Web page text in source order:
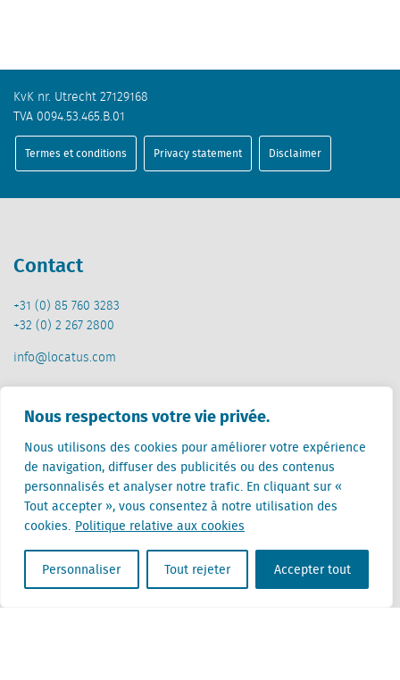
Nous respectons votre vie privée.
Nous utilisons des cookies pour améliorer votre expérience
de navigation, diffuser des publicités ou des contenus
personnalisés et analyser notre trafic. En cliquant sur «
Tout accepter », vous consentez à notre utilisation des
cookies. Politique relative aux cookies
Personnaliser Tout rejeter Accepter tout
KvK nr. Utrecht 27129168
TVA 0094.53.465.B.01
Termes et conditions Privacy statement Disclaimer
Contact
+31 (0) 85 760 3283
+32 (0) 2 267 2800
info@locatus.com
Pays-Bas (siège)
Creative Valley
Stationsplein 32
3511 ED Utrecht
Belgique
Rue Cantersteen 47
1000 Bruxelles